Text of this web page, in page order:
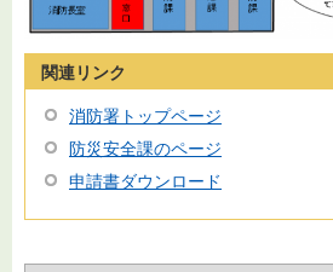
関連リンク
消防署トップページ
防災安全課のページ
申請書ダウンロード